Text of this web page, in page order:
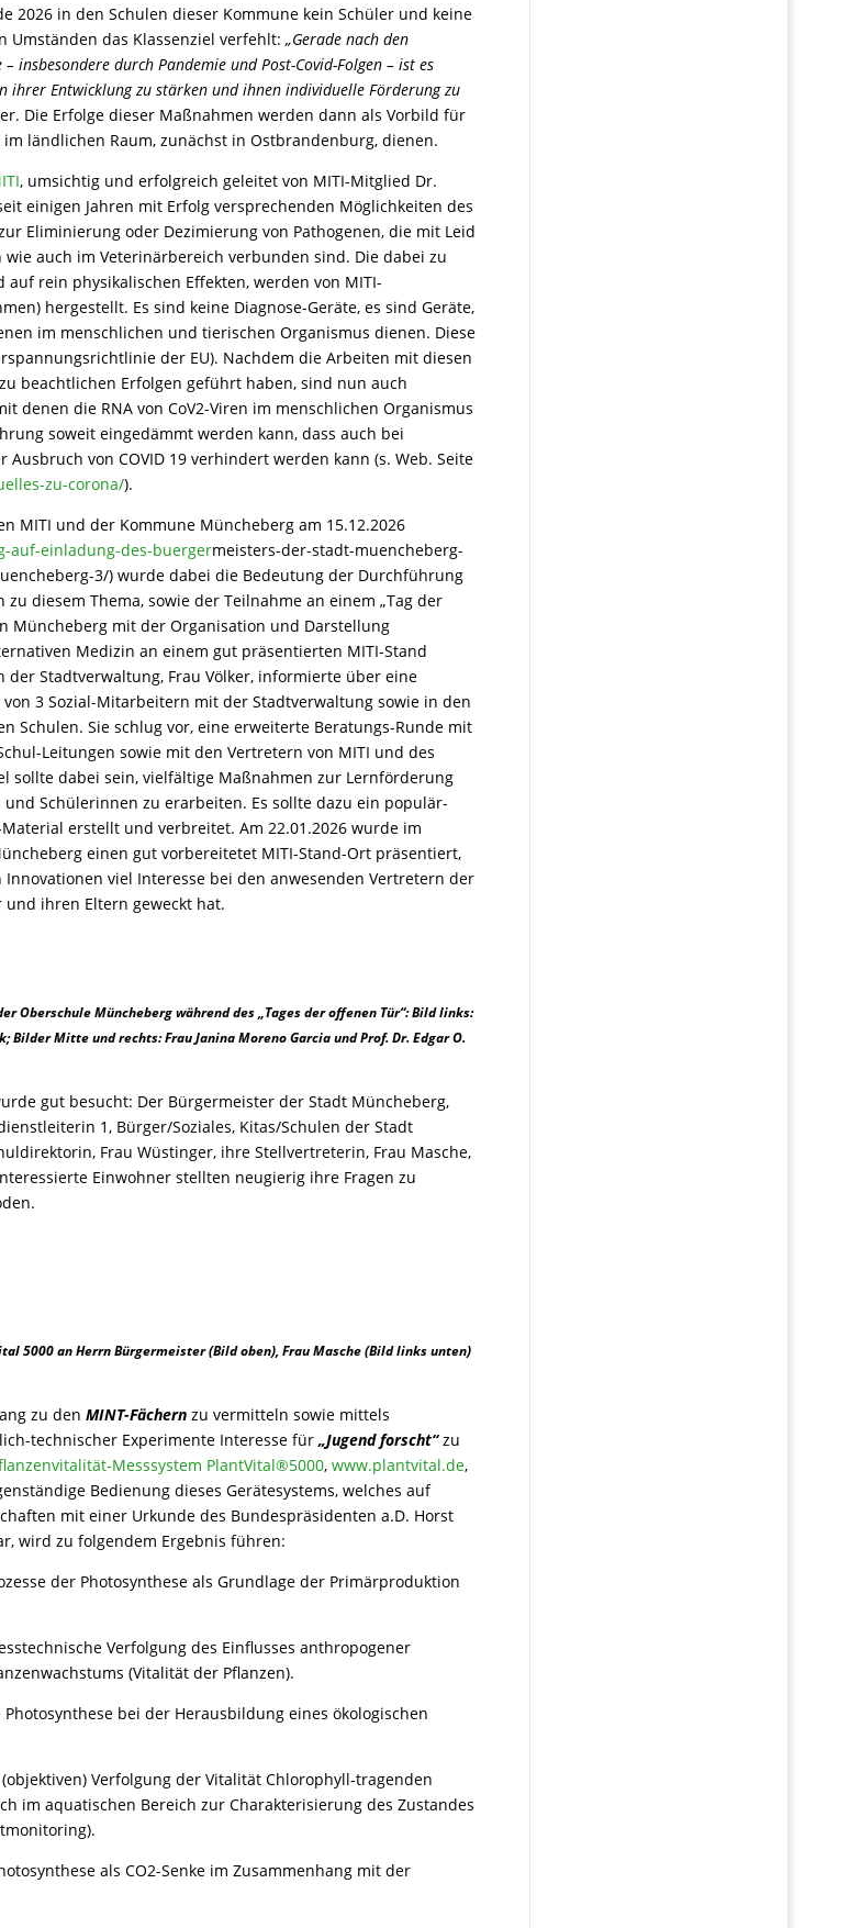
2026 in den Schulen dieser Kommune kein Schüler und keine
Umständen das Klassenziel verfehlt:„Gerade nach den
insbesondere durch Pandemie und Post-Covid-Folgen – ist es
ihrer Entwicklung zu stärken und ihnen individuelle Förderung zu
Die Erfolge dieser Maßnahmen werden dann als Vorbild für
ländlichen Raum, zunächst in Ostbrandenburg, dienen.
, umsichtig und erfolgreich geleitet von MITI-Mitglied Dr.
einigen Jahren mit Erfolg versprechenden Möglichkeiten des
Eliminierung oder Dezimierung von Pathogenen, die mit Leid
auch im Veterinärbereich verbunden sind. Die dabei zu
rein physikalischen Effekten, werden von MITI-
hergestellt. Es sind keine Diagnose-Geräte, es sind Geräte,
im menschlichen und tierischen Organismus dienen. Diese
der EU). Nachdem die Arbeiten mit diesen
beachtlichen Erfolgen geführt haben, sind nun auch
denen die RNA von CoV2-Viren im menschlichen Organismus
soweit eingedämmt werden kann, dass auch bei
von COVID 19 verhindert werden kann (s. Web. Seite
zu-corona/).
MITI und der Kommune Müncheberg am 15.12.2026
auf-einladung-des-buergermeisters-der-stadt-muencheberg-
3/) wurde dabei die Bedeutung der Durchführung
diesem Thema, sowie der Teilnahme an einem „Tag der
Müncheberg mit der Organisation und Darstellung
Medizin an einem gut präsentierten MITI-Stand
der Stadtverwaltung, Frau Völker, informierte über eine
3 Sozial-Mitarbeitern mit der Stadtverwaltung sowie in den
Schulen. Sie schlug vor, eine erweiterte Beratungs-Runde mit
Leitungen sowie mit den Vertretern von MITI und des
sollte dabei sein, vielfältige Maßnahmen zur Lernförderung
Schülerinnen zu erarbeiten. Es sollte dazu ein populär-
erstellt und verbreitet. Am 22.01.2026 wurde im
einen gut vorbereitetet MITI-Stand-Ort präsentiert,
viel Interesse bei den anwesenden Vertretern der
und ihren Eltern geweckt hat.
Oberschule Müncheberg während des „Tages der offenen Tür“:Bild links:
Bilder Mitte und rechts: Frau Janina Moreno Garcia und Prof. Dr. Edgar O.
gut besucht: Der Bürgermeister der Stadt Müncheberg,
1, Bürger/Soziales, Kitas/Schulen der Stadt
Frau Wüstinger, ihre Stellvertreterin, Frau Masche,
Einwohner stellten neugierig ihre Fragen zu
5000 an Herrn Bürgermeister (Bild oben), Frau Masche (Bild links unten)
zu denMINT-Fächern zu vermitteln sowie mittels
technischer Experimente Interesse für„Jugend forscht“zu
Messsystem PlantVital®5000,www.plantvital.de,
Bedienung dieses Gerätesystems, welches auf
mit einer Urkunde des Bundespräsidenten a.D. Horst
wird zu folgendem Ergebnis führen:
der Photosynthese als Grundlage der Primärproduktion
Verfolgung des Einflusses anthropogener
(Vitalität der Pflanzen).
bei der Herausbildung eines ökologischen
Verfolgung der Vitalität Chlorophyll-tragenden
im aquatischen Bereich zur Charakterisierung des Zustandes
als CO2-Senke im Zusammenhang mit der